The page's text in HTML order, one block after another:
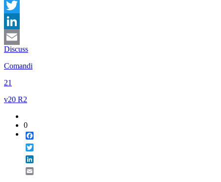
Facebook
Twitter
LinkedIn
Email
Discuss
Comandi
21
v20 R2
0